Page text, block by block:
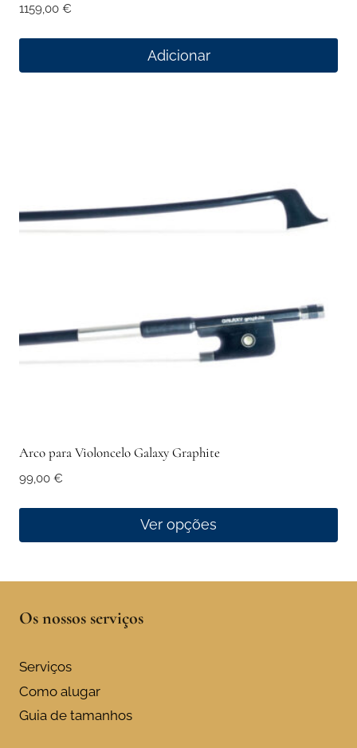
1159,00 €
Adicionar
Arco para Violoncelo Galaxy Graphite
99,00 €
Ver opções
multiple
The
be
Os nossos serviços
Serviços
Como alugar
Guia de tamanhos